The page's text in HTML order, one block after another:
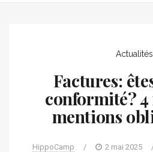
Actualités
Factures:
conformité?
mentions
HippoCamp / 2 mai 2025